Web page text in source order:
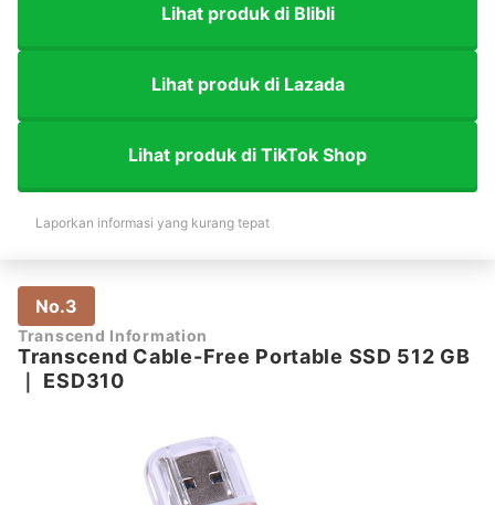
Lihat produk di Blibli
Lihat produk di Lazada
Lihat produk di TikTok Shop
Laporkan informasi yang kurang tepat
No.3
Transcend Information
Transcend Cable-Free Portable SSD 512 GB
ESD310